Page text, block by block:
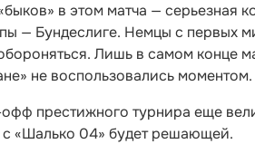
в этом матча —
— Бундеслиге. Немцы с первых
Лишь в самом конце
не воспользовались моментом.
престижного турнира еще
с «Шалько 04» будет решающей.